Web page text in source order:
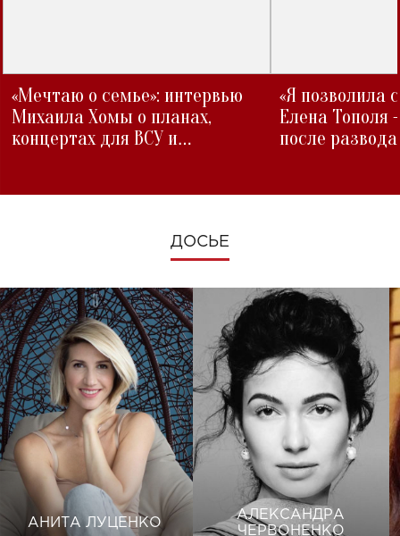
«Мечтаю о семье»: интервью
Михаила Хомы о планах,
концертах для ВСУ и
«Я позволила
Елена Тополя
после развода
ДОСЬЕ
АНИТА ЛУЦЕНКО
АЛЕКСАНДРА
ЧЕРВОНЕНКО